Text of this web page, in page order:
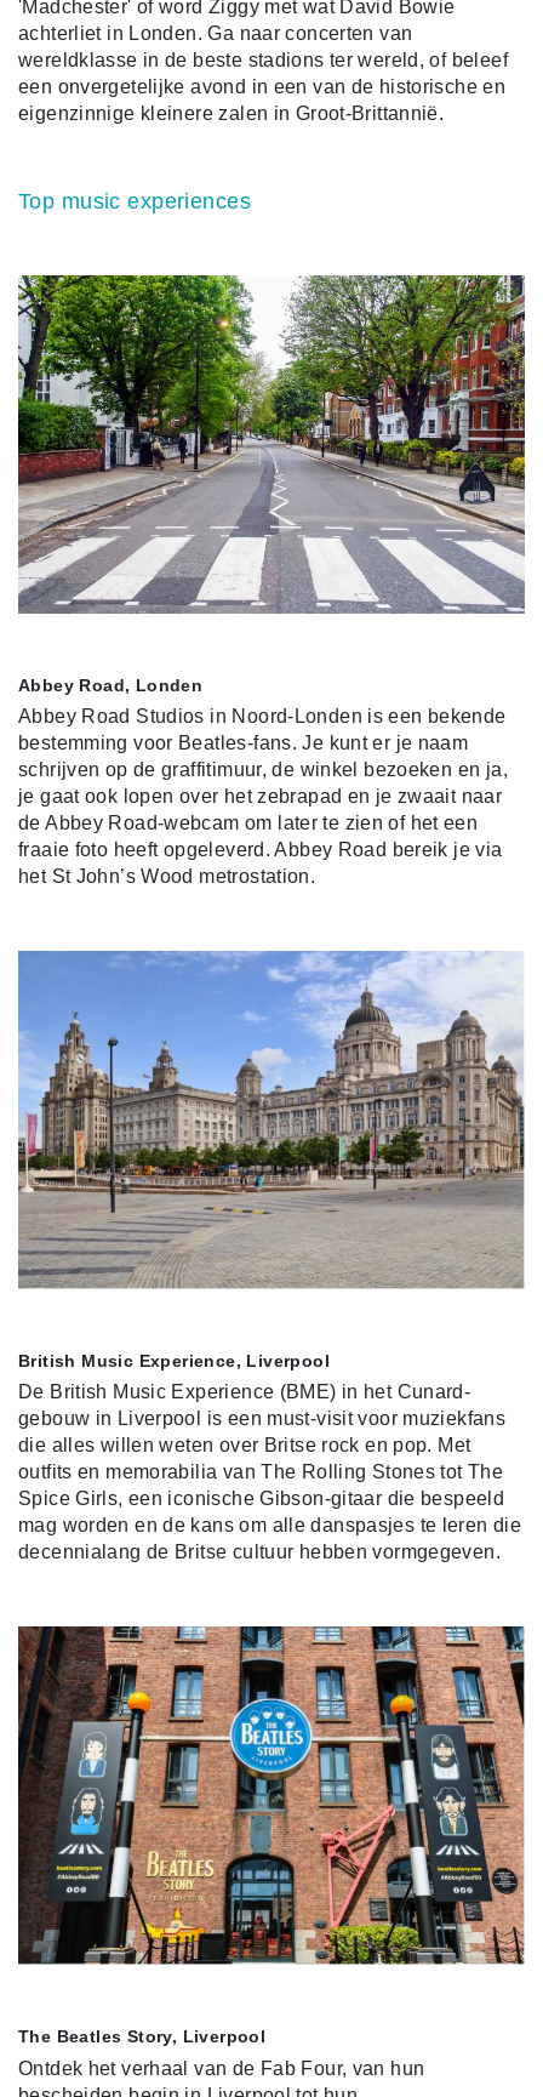
'Madchester' of word Ziggy met wat David Bowie
achterliet in Londen. Ga naar concerten van
wereldklasse in de beste stadions ter wereld, of beleef
een onvergetelijke avond in een van de historische en
eigenzinnige kleinere zalen in Groot-Brittannië.
Top music experiences
Abbey Road, Londen
Abbey Road Studios in Noord-Londen is een bekende
bestemming voor Beatles-fans. Je kunt er je naam
schrijven op de graffitimuur, de winkel bezoeken en ja,
je gaat ook lopen over het zebrapad en je zwaait naar
de Abbey Road-webcam om later te zien of het een
fraaie foto heeft opgeleverd. Abbey Road bereik je via
het St John’s Wood metrostation.
British Music Experience, Liverpool
De British Music Experience (BME) in het Cunard-
gebouw in Liverpool is een must-visit voor muziekfans
die alles willen weten over Britse rock en pop. Met
outfits en memorabilia van The Rolling Stones tot The
Spice Girls, een iconische Gibson-gitaar die bespeeld
mag worden en de kans om alle danspasjes te leren die
decennialang de Britse cultuur hebben vormgegeven.
The Beatles Story, Liverpool
Ontdek het verhaal van de Fab Four, van hun